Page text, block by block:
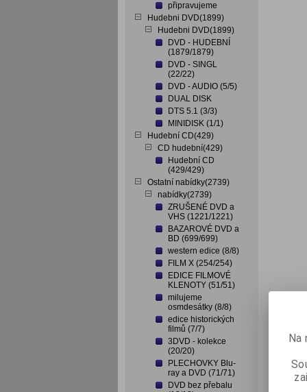
připravujeme
Hudebni DVD(1899)
Hudebni DVD(1899)
DVD - HUDEBNÍ
(1879/1879)
DVD - SINGL
(22/22)
DVD - AUDIO (5/5)
DUAL DISK
DTS 5.1 (3/3)
MINIDISK (1/1)
Hudební CD(429)
CD hudební(429)
Hudební CD
(429/429)
Ostatní nabídky(2739)
nabídky(2739)
ZRUŠENÉ DVD a
VHS (1221/1221)
BAZAROVÉ DVD a
BD (699/699)
western edice (8/8)
FILM X (254/254)
EDICE FILMOVÉ
KLENOTY (51/51)
milujeme
osmdesátky (8/8)
edice historických
filmů (7/7)
3DVD - kolekce
(20/20)
PLECHOVKY Blu-
ray a DVD (71/71)
DVD bez přebalu
Na